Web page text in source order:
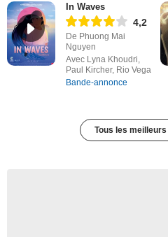
In Waves
4,2
De Phuong Mai
Nguyen
Avec Lyna Khoudri,
Paul Kircher, Rio Vega
Bande-annonce
Tous les